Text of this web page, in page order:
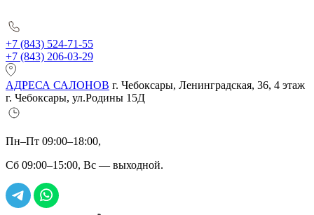
+7 (843) 524-71-55
+7 (843) 206-03-29
АДРЕСА САЛОНОВ г. Чебоксары, Ленинградская, 36, 4 этаж
г. Чебоксары, ул.Родины 15Д
Пн–Пт 09:00–18:00,
Сб 09:00–15:00, Вс — выходной.